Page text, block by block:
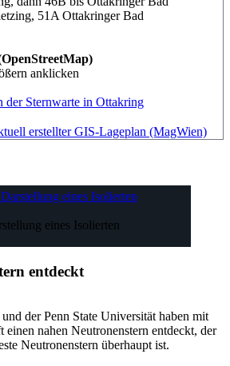
51A Ottakringer Bad
anklicken
erstellter GIS-Lageplan (MagWien)
eines Isolierten
entdeckt
der Penn State Universität haben mit
nahen Neutronenstern entdeckt, der
Neutronenstern überhaupt ist.